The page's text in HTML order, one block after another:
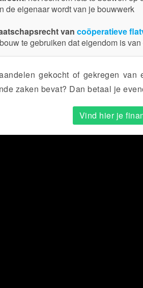
de eigenaar wordt van je bouwwerk
van coöperatieve
te gebruiken dat eigendom is
gekocht of gekregen van
zaken bevat? Dan betaal je
Vind hier je